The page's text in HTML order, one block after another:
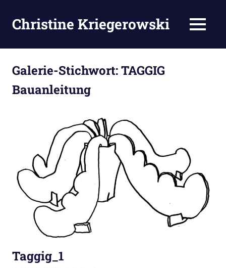
Inhalt
springen
Christine Kriegerowski MENÜ
Galerie-Stichwort:TAGGIG
Bauanleitung
Taggig_1